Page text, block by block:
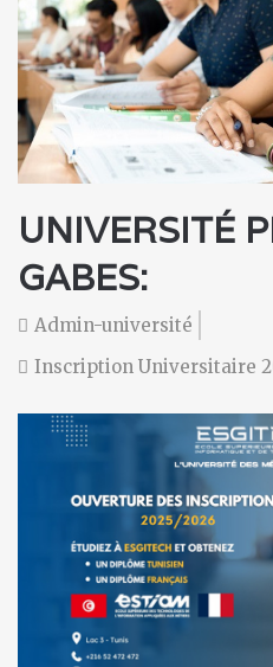
Universités
UNIVERSITÉ
GABES:
Admin-université
Inscription Universitaire